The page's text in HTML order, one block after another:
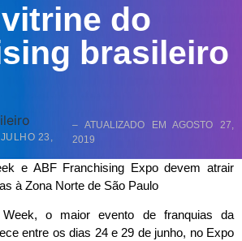
do
brasileiro
JULHO 23,
– ATUALIZADO EM AGOSTO 27,
2019
e ABF Franchising Expo devem atrair
à Zona Norte de São Paulo
o maior evento de franquias da
entre os dias 24 e 29 de junho, no Expo